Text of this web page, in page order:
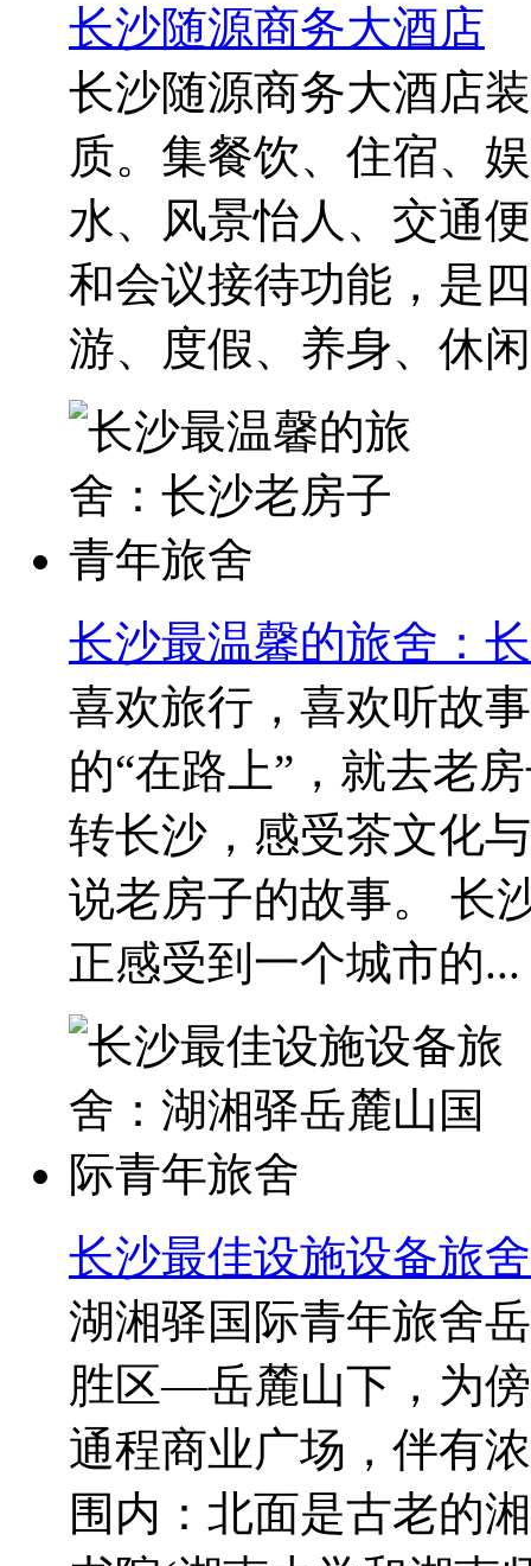
长沙随源商务大酒店
长沙随源商务大酒店
质。集餐饮、住宿、
水、风景怡人、交通
和会议接待功能，是
游、度假、养身、休
长沙最温馨的旅舍：
喜欢旅行，喜欢听故
的“在路上”，就去老
转长沙，感受茶文化
说老房子的故事。 长
正感受到一个城市的...
长沙最佳设施设备旅
湖湘驿国际青年旅舍
胜区—岳麓山下，为
通程商业广场，伴有
围内：北面是古老的